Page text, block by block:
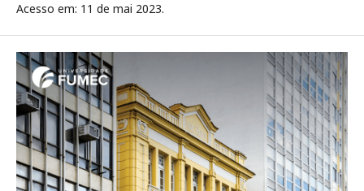
Acesso em: 11 de mai 2023.